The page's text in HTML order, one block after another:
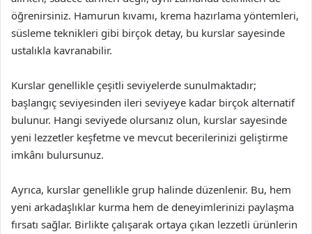
öğrenirsiniz. Hamurun kıvamı, krema hazırlama yöntemleri,
süsleme teknikleri gibi birçok detay, bu kurslar sayesinde
ustalıkla kavranabilir.
Kurslar genellikle çeşitli seviyelerde sunulmaktadır;
başlangıç seviyesinden ileri seviyeye kadar birçok alternatif
bulunur. Hangi seviyede olursanız olun, kurslar sayesinde
yeni lezzetler keşfetme ve mevcut becerilerinizi geliştirme
imkânı bulursunuz.
Ayrıca, kurslar genellikle grup halinde düzenlenir. Bu, hem
yeni arkadaşlıklar kurma hem de deneyimlerinizi paylaşma
fırsatı sağlar. Birlikte çalışarak ortaya çıkan lezzetli ürünlerin